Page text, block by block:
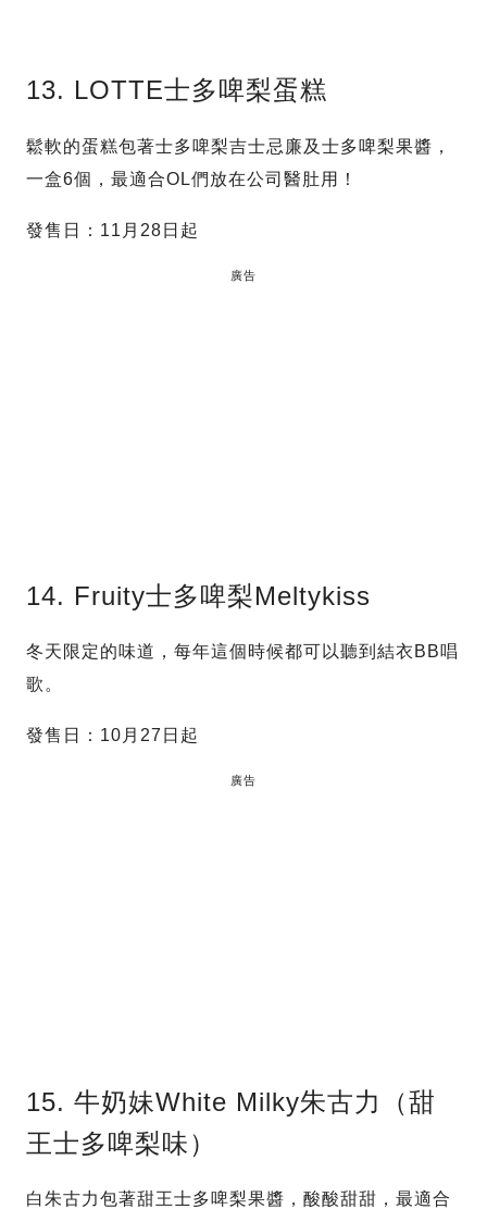
13. LOTTE士多啤梨蛋糕
鬆軟的蛋糕包著士多啤梨吉士忌廉及士多啤梨果醬，
一盒6個，最適合OL們放在公司醫肚用！
發售日：11月28日起
廣告
14. Fruity士多啤梨Meltykiss
冬天限定的味道，每年這個時候都可以聽到結衣BB唱
歌。
發售日：10月27日起
廣告
15. 牛奶妹White Milky朱古力（甜
王士多啤梨味）
白朱古力包著甜王士多啤梨果醬，酸酸甜甜，最適合